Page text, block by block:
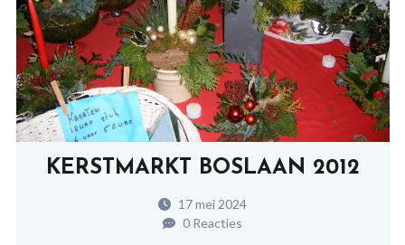
KERSTMARKT BOSLAAN 2012
17 mei 2024
0 Reacties